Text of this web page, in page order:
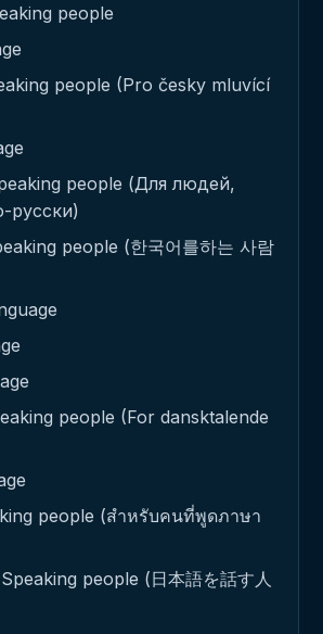
people
people (Pro česky mluvící
people (Для людей,
русски)
people (한국어를하는 사람
people (For dansktalende
people (สำหรับคนที่พูดภาษา
people (日本語を話す人